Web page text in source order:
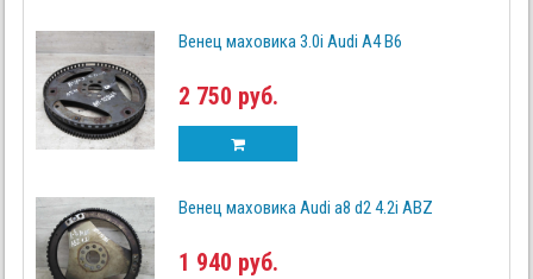
Венец маховика 3.0i Audi A4 B6
2 750 руб.
Венец маховика Audi a8 d2 4.2i ABZ
1 940 руб.